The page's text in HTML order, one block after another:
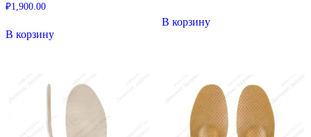
₽1,900.00
В корзину
В корзину